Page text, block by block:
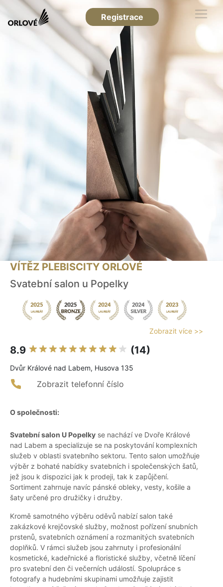
Registrace
VÍTĚZ PLEBISCITY ORLOVÉ
Svatební salon u Popelky
Zobrazit více >>
8.9 (14)
Dvůr Králové nad Labem, Husova 135
Zobrazit telefonní číslo
O společnosti:
Svatební salon U Popelky se nachází ve Dvoře Králové
nad Labem a specializuje se na poskytování komplexních
služeb v oblasti svatebního sektoru. Tento salon umožňuje
výběr z bohaté nabídky svatebních i společenských šatů,
jež jsou k dispozici jak k prodeji, tak k zapůjčení.
Sortiment zahrnuje navíc pánské obleky, vesty, košile a
šaty určené pro družičky i družby.
Kromě samotného výběru oděvů nabízí salon také
zakázkové krejčovské služby, možnost pořízení snubních
prstenů, svatebních oznámení a rozmanitých svatebních
doplňků. V rámci služeb jsou zahrnuty i profesionální
kosmetické, kadeřnické a floristické služby, včetně líčení
pro svatební den či večerních událostí. Spolupráce s
fotografy a hudebními skupinami umožňuje zajistit